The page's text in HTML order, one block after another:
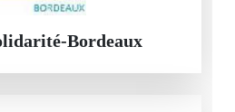
Bordeaux